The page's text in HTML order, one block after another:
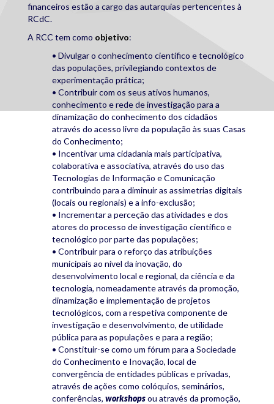
financeiros estão a cargo das autarquias pertencentes à
RCdC.
A RCC tem como objetivo:
• Divulgar o conhecimento científico e tecnológico
das populações, privilegiando contextos de
experimentação prática;
• Contribuir com os seus ativos humanos,
conhecimento e rede de investigação para a
dinamização do conhecimento dos cidadãos
através do acesso livre da população às suas Casas
do Conhecimento;
• Incentivar uma cidadania mais participativa,
colaborativa e associativa, através do uso das
Tecnologias de Informação e Comunicação
contribuindo para a diminuir as assimetrias digitais
(locais ou regionais) e a info-exclusão;
• Incrementar a perceção das atividades e dos
atores do processo de investigação científico e
tecnológico por parte das populações;
• Contribuir para o reforço das atribuições
municipais ao nível da inovação, do
desenvolvimento local e regional, da ciência e da
tecnologia, nomeadamente através da promoção,
dinamização e implementação de projetos
tecnológicos, com a respetiva componente de
investigação e desenvolvimento, de utilidade
pública para as populações e para a região;
• Constituir-se como um fórum para a Sociedade
do Conhecimento e Inovação, local de
convergência de entidades públicas e privadas,
através de ações como colóquios, seminários,
conferências, workshopsou através da promoção,